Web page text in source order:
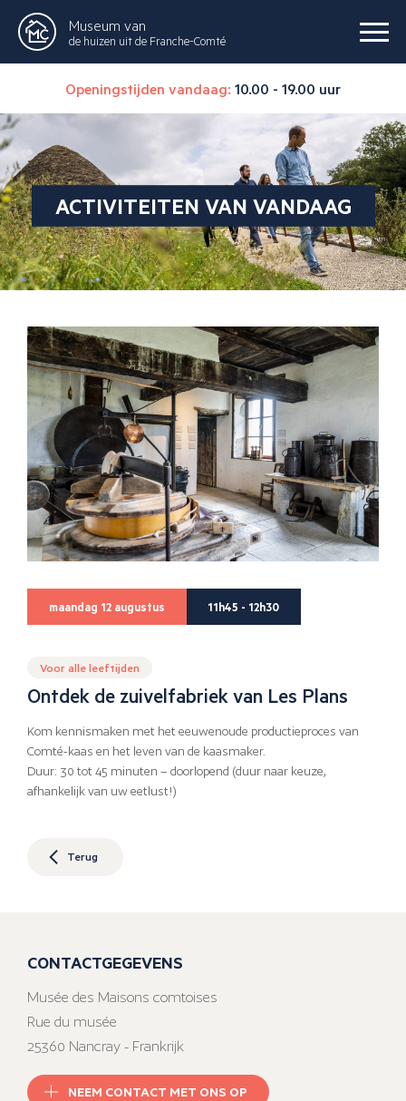
Museum van
de huizen uit de Franche-Comté
Openingstijden vandaag: 10.00 - 19.00 uur
ACTIVITEITEN VAN VANDAAG
maandag 12 augustus 11h45 - 12h30
Voor alle leeftijden
Ontdek de zuivelfabriek van Les Plans
Kom kennismaken met het eeuwenoude productieproces van
Comté-kaas en het leven van de kaasmaker.
Duur: 30 tot 45 minuten – doorlopend (duur naar keuze,
afhankelijk van uw eetlust!)
Terug
CONTACTGEGEVENS
Musée des Maisons comtoises
Rue du musée
25360 Nancray - Frankrijk
NEEM CONTACT MET ONS OP